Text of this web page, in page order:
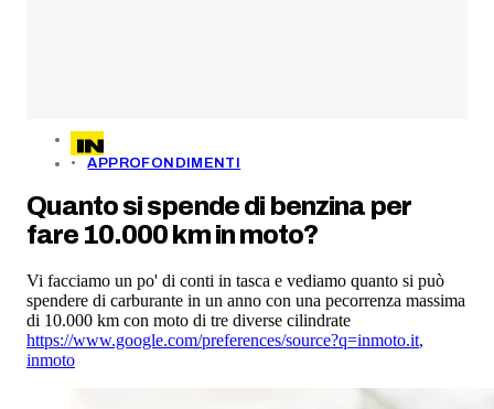
APPROFONDIMENTI
Quanto si spende di benzina per
fare 10.000 km in moto?
Vi facciamo un po' di conti in tasca e vediamo quanto si può
spendere di carburante in un anno con una pecorrenza massima
di 10.000 km con moto di tre diverse cilindrate
https://www.google.com/preferences/source?q=inmoto.it,
inmoto